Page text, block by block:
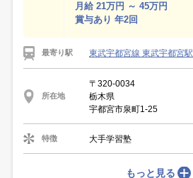
月給 21万円 ～ 45万円
賞与あり 年2回
最寄り駅 東武宇都宮線 東武宇都宮駅
所在地
〒320-0034
栃木県
宇都宮市泉町1-25
特徴 大手学習塾
もっと見る